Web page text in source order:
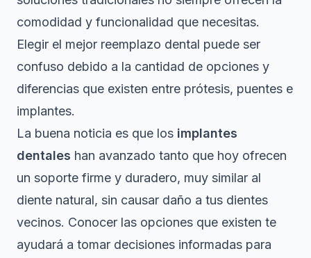
comodidad y funcionalidad que necesitas.
Elegir el mejor reemplazo dental puede ser
confuso debido a la cantidad de opciones y
diferencias que existen entre prótesis, puentes e
implantes.
La buena noticia es que los implantes
dentales han avanzado tanto que hoy ofrecen
un soporte firme y duradero, muy similar al
diente natural, sin causar daño a tus dientes
vecinos. Conocer las opciones que existen te
ayudará a tomar decisiones informadas para